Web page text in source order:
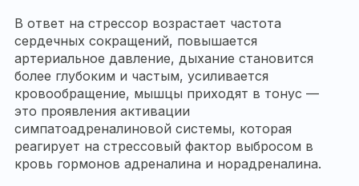
В ответ на стрессор возрастает частота
сердечных сокращений, повышается
артериальное давление, дыхание становится
более глубоким и частым, усиливается
кровообращение, мышцы приходят в тонус —
это проявления активации
симпатоадреналиновой системы, которая
реагирует на стрессовый фактор выбросом в
кровь гормонов адреналина и норадреналина.